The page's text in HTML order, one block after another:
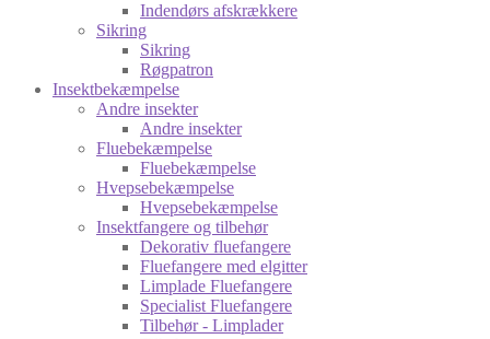
Indendørs afskrækkere
Sikring
Sikring
Røgpatron
Insektbekæmpelse
Andre insekter
Andre insekter
Fluebekæmpelse
Fluebekæmpelse
Hvepsebekæmpelse
Hvepsebekæmpelse
Insektfangere og tilbehør
Dekorativ fluefangere
Fluefangere med elgitter
Limplade Fluefangere
Specialist Fluefangere
Tilbehør - Limplader